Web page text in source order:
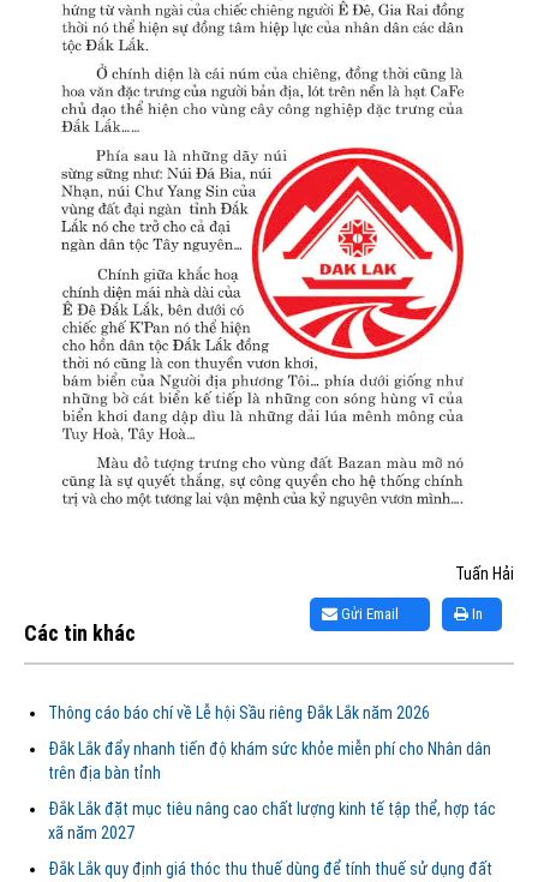
Tuấn Hải
In
Gửi Email
Các tin khác
Thông cáo báo chí về Lễ hội Sầu riêng Đắk Lắk năm 2026
Đắk Lắk đẩy nhanh tiến độ khám sức khỏe miễn phí cho Nhân dân
trên địa bàn tỉnh
Đắk Lắk đặt mục tiêu nâng cao chất lượng kinh tế tập thể, hợp tác
xã năm 2027
Đắk Lắk quy định giá thóc thu thuế dùng để tính thuế sử dụng đất